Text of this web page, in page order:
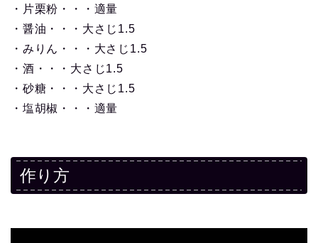
・片栗粉・・・適量
・醤油・・・大さじ1.5
・みりん・・・大さじ1.5
・酒・・・大さじ1.5
・砂糖・・・大さじ1.5
・塩胡椒・・・適量
作り方